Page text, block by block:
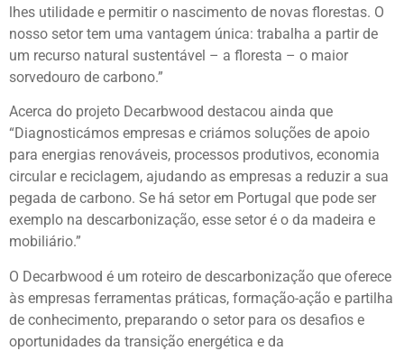
lhes utilidade e permitir o nascimento de novas florestas. O
nosso setor tem uma vantagem única: trabalha a partir de
um recurso natural sustentável – a floresta – o maior
sorvedouro de carbono.”
Acerca do projeto Decarbwood destacou ainda que
“Diagnosticámos empresas e criámos soluções de apoio
para energias renováveis, processos produtivos, economia
circular e reciclagem, ajudando as empresas a reduzir a sua
pegada de carbono. Se há setor em Portugal que pode ser
exemplo na descarbonização, esse setor é o da madeira e
mobiliário.”
O Decarbwood é um roteiro de descarbonização que oferece
às empresas ferramentas práticas, formação-ação e partilha
de conhecimento, preparando o setor para os desafios e
oportunidades da transição energética e da